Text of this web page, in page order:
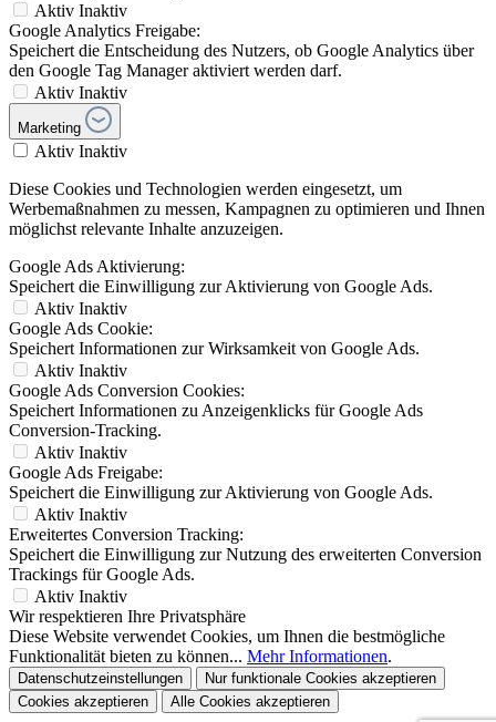
Aktiv Inaktiv
Google Analytics Freigabe:
Speichert die Entscheidung des Nutzers, ob Google Analytics über
den Google Tag Manager aktiviert werden darf.
Aktiv Inaktiv
Marketing
Aktiv Inaktiv
Diese Cookies und Technologien werden eingesetzt, um
Werbemaßnahmen zu messen, Kampagnen zu optimieren und Ihnen
möglichst relevante Inhalte anzuzeigen.
Google Ads Aktivierung:
Speichert die Einwilligung zur Aktivierung von Google Ads.
Aktiv Inaktiv
Google Ads Cookie:
Speichert Informationen zur Wirksamkeit von Google Ads.
Aktiv Inaktiv
Google Ads Conversion Cookies:
Speichert Informationen zu Anzeigenklicks für Google Ads
Conversion-Tracking.
Aktiv Inaktiv
Google Ads Freigabe:
Speichert die Einwilligung zur Aktivierung von Google Ads.
Aktiv Inaktiv
Erweitertes Conversion Tracking:
Speichert die Einwilligung zur Nutzung des erweiterten Conversion
Trackings für Google Ads.
Aktiv Inaktiv
Wir respektieren Ihre Privatsphäre
Diese Website verwendet Cookies, um Ihnen die bestmögliche
Funktionalität bieten zu können... Mehr Informationen.
Datenschutzeinstellungen
Nur funktionale Cookies akzeptieren
Cookies akzeptieren
Alle Cookies akzeptieren